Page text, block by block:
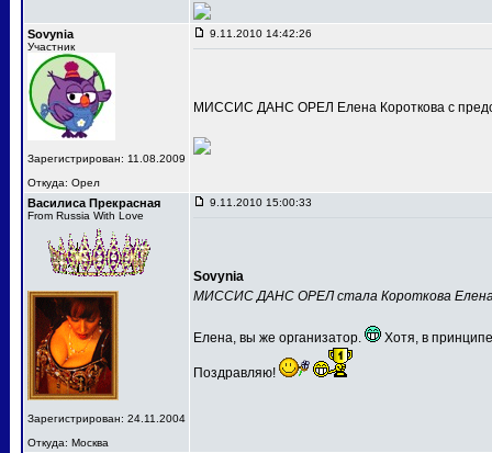
Sovynia
Участник
Зарегистрирован: 11.08.2009
Откуда: Орел
9.11.2010 14:42:26
МИССИС ДАНС ОРЕЛ Елена Короткова с
Василиса Прекрасная
From Russia With Love
Зарегистрирован: 24.11.2004
Откуда: Москва
9.11.2010 15:00:33
Sovynia
МИССИС ДАНС ОРЕЛ стала Короткова
Елена, вы же организатор. Хотя, в
Поздравляю!